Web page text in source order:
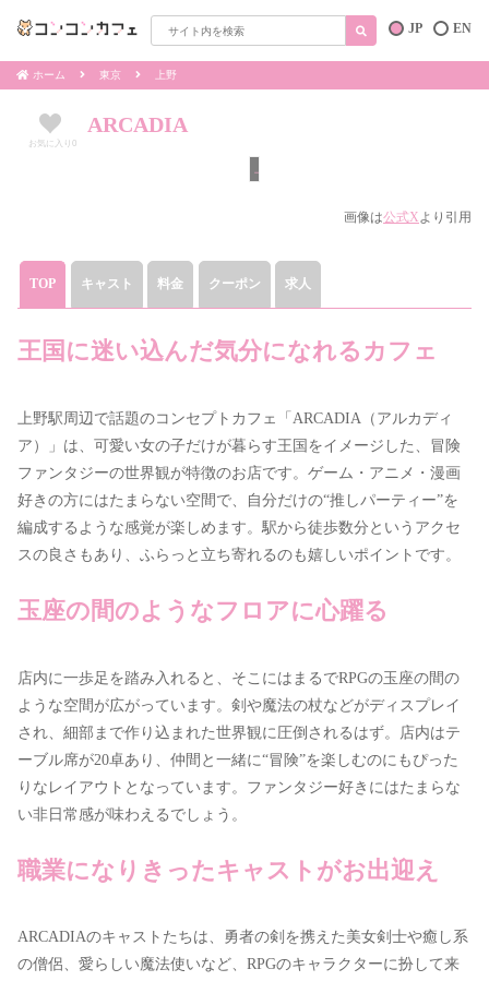
EN
JP
ホーム 東京 上野
お気に入り 0
ARCADIA
画像は公式Xより引用
TOP キャスト 料金 クーポン 求人
王国に迷い込んだ気分になれるカフェ
上野駅周辺で話題のコンセプトカフェ「ARCADIA（アルカディ
ア）」は、可愛い女の子だけが暮らす王国をイメージした、冒険
ファンタジーの世界観が特徴のお店です。ゲーム・アニメ・漫画
好きの方にはたまらない空間で、自分だけの“推しパーティー”を
編成するような感覚が楽しめます。駅から徒歩数分というアクセ
スの良さもあり、ふらっと立ち寄れるのも嬉しいポイントです。
玉座の間のようなフロアに心躍る
店内に一歩足を踏み入れると、そこにはまるでRPGの玉座の間の
ような空間が広がっています。剣や魔法の杖などがディスプレイ
され、細部まで作り込まれた世界観に圧倒されるはず。店内はテ
ーブル席が20卓あり、仲間と一緒に“冒険”を楽しむのにもぴった
りなレイアウトとなっています。ファンタジー好きにはたまらな
い非日常感が味わえるでしょう。
職業になりきったキャストがお出迎え
ARCADIAのキャストたちは、勇者の剣を携えた美女剣士や癒し系
の僧侶、愛らしい魔法使いなど、RPGのキャラクターに扮して来